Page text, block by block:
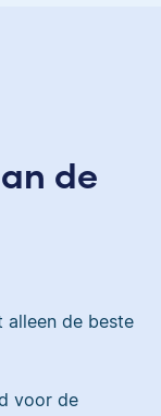
de
alleen de beste
voor de